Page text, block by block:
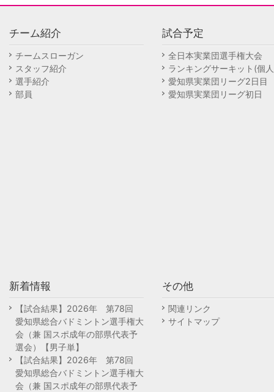
チーム紹介
チームスローガン
スタッフ紹介
選手紹介
部員
試合予定
全日本実業団選手権大会
ランキングサーキット(個
愛知県実業団リーグ2日目
愛知県実業団リーグ初日
新着情報
【試合結果】2026年 第78回
愛知県総合バドミントン選手権大
会（兼 国スポ成年の部県代表予
選会）【男子単】
【試合結果】2026年 第78回
愛知県総合バドミントン選手権大
会（兼 国スポ成年の部県代表予
その他
関連リンク
サイトマップ